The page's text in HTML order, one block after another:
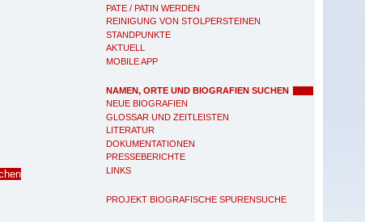
PATE / PATIN WERDEN
REINIGUNG VON STOLPERSTEINEN
STANDPUNKTE
AKTUELL
MOBILE APP
NAMEN, ORTE UND BIOGRAFIEN SUCHEN
NEUE BIOGRAFIEN
GLOSSAR UND ZEITLEISTEN
LITERATUR
DOKUMENTATIONEN
PRESSEBERICHTE
LINKS
PROJEKT BIOGRAFISCHE SPURENSUCHE